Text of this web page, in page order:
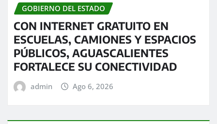
GOBIERNO DEL ESTADO
CON INTERNET GRATUITO EN
ESCUELAS, CAMIONES Y ESPACIOS
PÚBLICOS, AGUASCALIENTES
FORTALECE SU CONECTIVIDAD
admin Ago 6, 2026